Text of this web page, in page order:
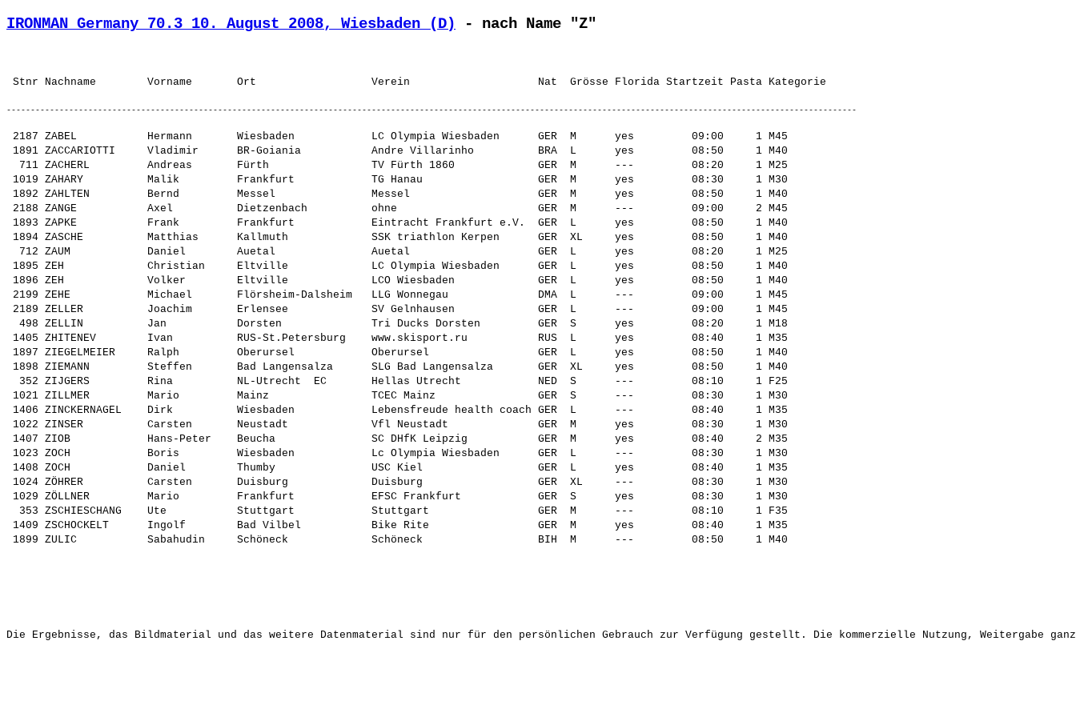
IRONMAN Germany 70.3 10. August 2008, Wiesbaden (D) - nach Name "Z"
2187 ZABEL           Hermann       Wiesbaden            LC Olympia Wiesbaden      GER  M      yes         09:00     1 M45
1891 ZACCARIOTTI     Vladimir      BR-Goiania           Andre Villarinho          BRA  L      yes         08:50     1 M40
  711 ZACHERL         Andreas       Fürth                TV Fürth 1860             GER  M      ---         08:20     1 M25
1019 ZAHARY          Malik         Frankfurt            TG Hanau                  GER  M      yes         08:30     1 M30
1892 ZAHLTEN         Bernd         Messel               Messel                    GER  M      yes         08:50     1 M40
2188 ZANGE           Axel          Dietzenbach          ohne                      GER  M      ---         09:00     2 M45
1893 ZAPKE           Frank         Frankfurt            Eintracht Frankfurt e.V.  GER  L      yes         08:50     1 M40
1894 ZASCHE          Matthias      Kallmuth             SSK triathlon Kerpen      GER  XL     yes         08:50     1 M40
  712 ZAUM            Daniel        Auetal               Auetal                    GER  L      yes         08:20     1 M25
1895 ZEH             Christian     Eltville             LC Olympia Wiesbaden      GER  L      yes         08:50     1 M40
1896 ZEH             Volker        Eltville             LCO Wiesbaden             GER  L      yes         08:50     1 M40
2199 ZEHE            Michael       Flörsheim-Dalsheim   LLG Wonnegau              DMA  L      ---         09:00     1 M45
2189 ZELLER          Joachim       Erlensee             SV Gelnhausen             GER  L      ---         09:00     1 M45
  498 ZELLIN          Jan           Dorsten              Tri Ducks Dorsten         GER  S      yes         08:20     1 M18
1405 ZHITENEV        Ivan          RUS-St.Petersburg    www.skisport.ru           RUS  L      yes         08:40     1 M35
1897 ZIEGELMEIER     Ralph         Oberursel            Oberursel                 GER  L      yes         08:50     1 M40
1898 ZIEMANN         Steffen       Bad Langensalza      SLG Bad Langensalza       GER  XL     yes         08:50     1 M40
  352 ZIJGERS         Rina          NL-Utrecht  EC       Hellas Utrecht            NED  S      ---         08:10     1 F25
1021 ZILLMER         Mario         Mainz                TCEC Mainz                GER  S      ---         08:30     1 M30
1406 ZINCKERNAGEL    Dirk          Wiesbaden            Lebensfreude health coach GER  L      ---         08:40     1 M35
1022 ZINSER          Carsten       Neustadt             Vfl Neustadt              GER  M      yes         08:30     1 M30
1407 ZIOB            Hans-Peter    Beucha               SC DHfK Leipzig           GER  M      yes         08:40     2 M35
1023 ZOCH            Boris         Wiesbaden            Lc Olympia Wiesbaden      GER  L      ---         08:30     1 M30
1408 ZOCH            Daniel        Thumby               USC Kiel                  GER  L      yes         08:40     1 M35
1024 ZÖHRER          Carsten       Duisburg             Duisburg                  GER  XL     ---         08:30     1 M30
1029 ZÖLLNER         Mario         Frankfurt            EFSC Frankfurt            GER  S      yes         08:30     1 M30
  353 ZSCHIESCHANG    Ute           Stuttgart            Stuttgart                 GER  M      ---         08:10     1 F35
1409 ZSCHOCKELT      Ingolf        Bad Vilbel           Bike Rite                 GER  M      yes         08:40     1 M35
Die Ergebnisse, das Bildmaterial und das weitere Datenmaterial sind nur für den persönlichen Gebrauch zur Verfügung gestellt. Die kommerzielle Nutzung, Weitergabe